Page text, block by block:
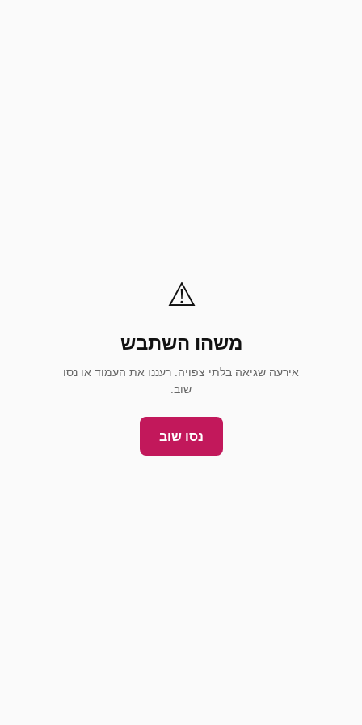
⚠️
משהו השתבש
אירעה שגיאה בלתי צפויה. רעננו את העמוד או נסו
שוב.
נסו שוב